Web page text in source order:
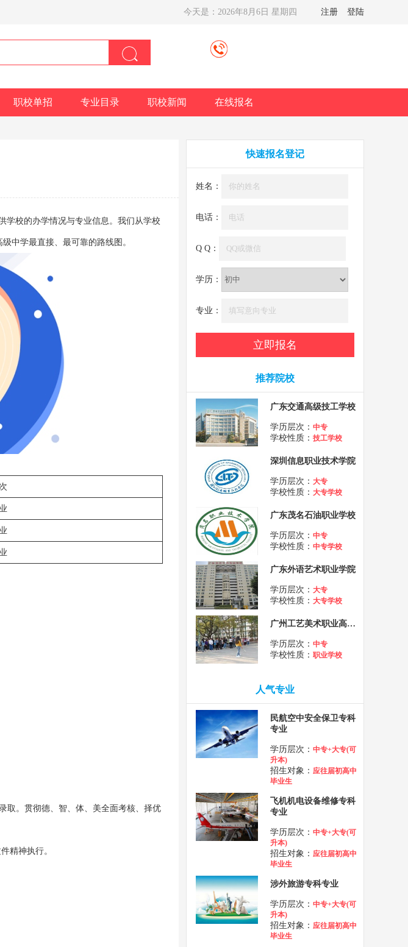
今天是： 2026年8月6日 星期四 注册 登陆
职校单招 专业目录 职校新闻 在线报名
学校的办学情况与专业信息。我们从学校
中学最直接、最可靠的路线图。
取。贯彻德、智、体、美全面考核、择优
精神执行。
快速报名登记
姓名：
电话：
Q Q：
学历：
专业：
推荐院校
广东交通高级技工学校
学历层次： 中专
学校性质： 技工学校
深圳信息职业技术学院
学历层次： 大专
学校性质： 大专学校
广东茂名石油职业学校
学历层次： 中专
学校性质： 中专学校
广东外语艺术职业学院
学历层次： 大专
学校性质： 大专学校
广州工艺美术职业高级中学
学历层次： 中专
学校性质： 职业学校
人气专业
民航空中安全保卫专科
专业
学历层次： 中专+大专(可
升本)
招生对象： 应往届初高中
毕业生
飞机机电设备维修专科
专业
学历层次： 中专+大专(可
升本)
招生对象： 应往届初高中
毕业生
涉外旅游专科专业
学历层次： 中专+大专(可
升本)
招生对象： 应往届初高中
毕业生